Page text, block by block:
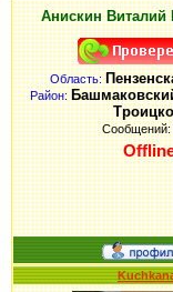
Анискин Виталий
Область:
Район:
Сообщений: